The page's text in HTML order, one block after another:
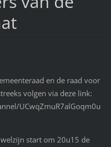
en de raad voor
volgen via deze link:
UCwqZmuR7alGoqm0u
start om 20u15 de